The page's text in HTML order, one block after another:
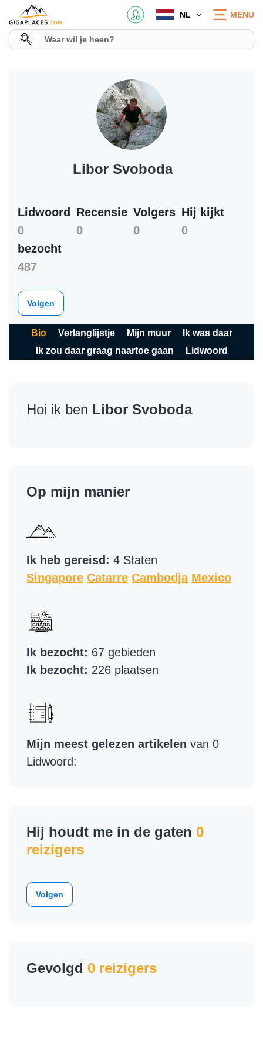
NL MENU
Libor Svoboda
Lidwoord
0
Recensie
0
Volgers
0
Hij kijkt
0
bezocht
487
Volgen
Bio Verlanglijstje Mijn muur
Ik was daar
Ik zou daar graag naartoe gaan
Lidwoord
Hoi ik ben Libor Svoboda
Op mijn manier
Ik heb gereisd: 4 Staten
Singapore Catarre Cambodja Mexico
Ik bezocht: 67 gebieden
Ik bezocht: 226 plaatsen
Mijn meest gelezen artikelen van 0
Lidwoord:
Hij houdt me in de gaten 0
reizigers
Volgen
Gevolgd 0 reizigers